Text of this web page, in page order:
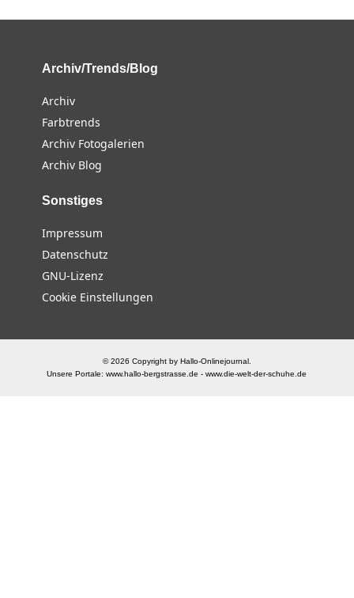
Archiv/Trends/Blog
Archiv
Farbtrends
Archiv Fotogalerien
Archiv Blog
Sonstiges
Impressum
Datenschutz
GNU-Lizenz
Cookie Einstellungen
© 2026 Copyright by Hallo-Onlinejournal.
Unsere Portale:www.hallo-bergstrasse.de -www.die-welt-der-schuhe.de